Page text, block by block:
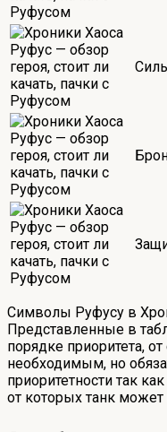
Символы Руфусу в
Представленные в
порядке приоритета,
необходимым, но
приоритетности так
от которых танк может